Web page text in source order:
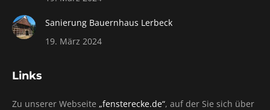
Sanierung Bauernhaus Lerbeck
19. März 2024
Links
Zu unserer Webseite „fensterecke.de“, auf der Sie sich über